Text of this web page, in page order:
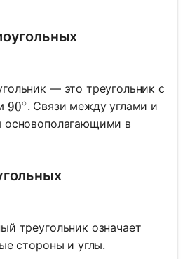
— это треугольник с
90^{\circ}
90∘. Связи между углами и
основополагающими в
треугольник означает
стороны и углы.